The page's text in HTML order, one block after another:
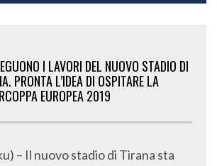
I LAVORI DEL NUOVO STADIO DI
PRONTA L’IDEA DI OSPITARE LA
EUROPEA 2019
– Il nuovo stadio di Tirana sta